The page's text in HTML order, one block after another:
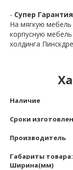
- Супер
На мягкую мебель
корпусную
холдинга
Наличие
Сроки
Производитель
Габариты товара:
Ширина(мм)